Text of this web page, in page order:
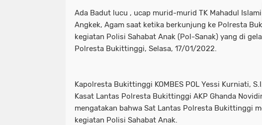
Ada Badut lucu , ucap murid-murid TK Mahadul
Angkek, Agam saat ketika berkunjung ke Polresta
kegiatan Polisi Sahabat Anak (Pol-Sanak) yang di
Polresta Bukittinggi, Selasa, 17/01/2022.
Kapolresta Bukittinggi KOMBES POL Yessi Kurniati,
Kasat Lantas Polresta Bukittinggi AKP Ghanda
mengatakan bahwa Sat Lantas Polresta Bukittinggi
kegiatan Polisi Sahabat Anak.